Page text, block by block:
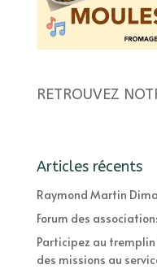
RETROUVEZ
Articles récents
Raymond Martin
Forum des
Participez au
des missions au